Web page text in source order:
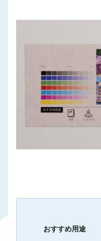
おすすめ用途